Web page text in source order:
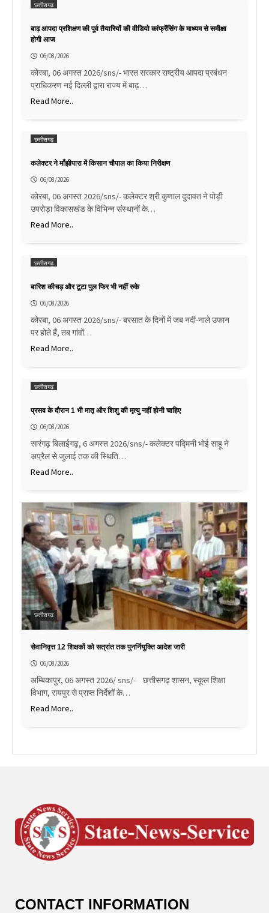
छत्तीसगढ़
बाढ़ आपदा प्रशिक्षण की पूर्व तैयारियों की वीडियो कांफ्रेंसिंग के माध्यम से समीक्षा
होगी आज
06/08/2026
कोरबा, 06 अगस्त 2026/sns/- भारत सरकार राष्ट्रीय आपदा प्रबंधन
प्राधिकरण नई दिल्ली द्वारा राज्य में बाढ़…
Read More..
छत्तीसगढ़
कलेक्टर ने माँझीपारा में किसान चौपाल का किया निरीक्षण
06/08/2026
कोरबा, 06 अगस्त 2026/sns/- कलेक्टर श्री कुणाल दुदावत ने पोड़ी
उपरोड़ा विकासखंड के विभिन्न संस्थानों के…
Read More..
छत्तीसगढ़
बारिश कीचड़ और टूटा पुल फिर भी नहीं रुके
06/08/2026
कोरबा, 06 अगस्त 2026/sns/- बरसात के दिनों में जब नदी-नाले उफान
पर होते हैं, तब गांवों…
Read More..
छत्तीसगढ़
प्रसव के दौरान 1 भी मातृ और शिशु की मृत्यु नहीं होनी चाहिए
06/08/2026
सारंगढ़ बिलाईगढ़, 6 अगस्त 2026/sns/- कलेक्टर पद्मिनी भोई साहू ने
अप्रैल से जुलाई तक की स्थिति…
Read More..
छत्तीसगढ़
सेवानिवृत्त 12 शिक्षकों को सत्रांत तक पुनर्नियुक्ति आदेश जारी
06/08/2026
अम्बिकापुर, 06 अगस्त 2026/ sns/- छत्तीसगढ़ शासन, स्कूल शिक्षा
विभाग, रायपुर से प्राप्त निर्देशों के…
Read More..
CONTACT INFORMATION